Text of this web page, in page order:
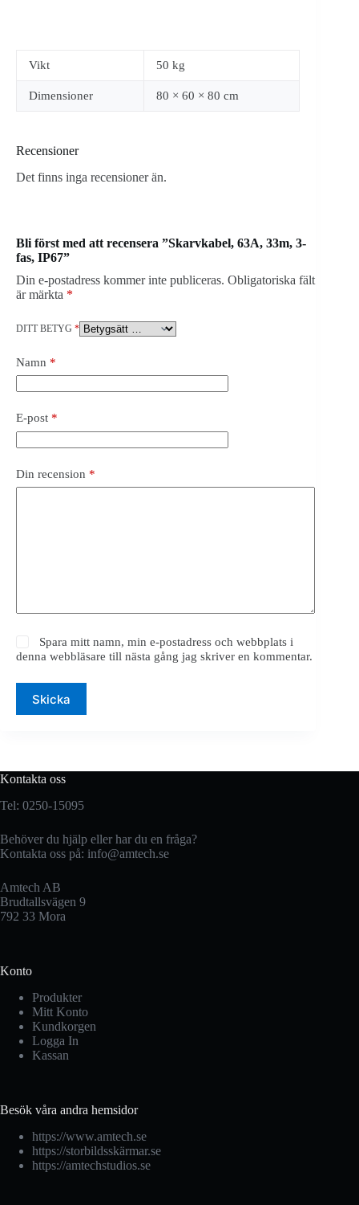
Vikt 50 kg
Dimensioner 80 × 60 × 80 cm
Recensioner
Det finns inga recensioner än.
Bli först med att recensera ”Skarvkabel, 63A, 33m, 3-
fas, IP67”
Din e-postadress kommer inte publiceras. Obligatoriska fält
är märkta *
DITT BETYG *
Namn *
E-post *
Din recension *
Spara mitt namn, min e-postadress och webbplats i
denna webbläsare till nästa gång jag skriver en kommentar.
Skicka
Kontakta oss
Tel: 0250-15095
Behöver du hjälp eller har du en fråga?
Kontakta oss på: info@amtech.se
Amtech AB
Brudtallsvägen 9
792 33 Mora
Konto
Produkter
Mitt Konto
Kundkorgen
Logga In
Kassan
Besök våra andra hemsidor
https://www.amtech.se
https://storbildsskärmar.se
https://amtechstudios.se